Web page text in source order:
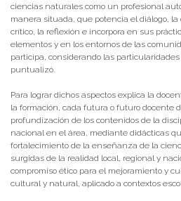
ciencias naturales como un profesional
manera situada, que potencia el diálogo,
crítico, la reflexión e incorpora en sus
elementos y en los entornos de las
participa, considerando las particularidades
puntualizó.
Para lograr dichos aspectos explica la
la formación, cada futura o futuro docente
profundización de los contenidos de la
nacional en el área, mediante didácticas
fortalecimiento de la enseñanza de la
surgidas de la realidad local, regional y
compromiso ético para el mejoramiento y
cultural y natural, aplicado a contextos